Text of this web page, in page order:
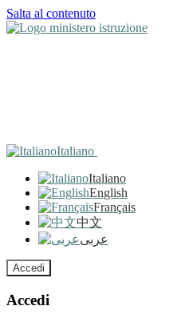
Salta al contenuto
Italiano
Italiano
English
Français
中文
عربى
Accedi
Accedi